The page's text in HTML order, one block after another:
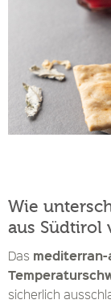
Wie
aus Südtirol
Das
sicherlich